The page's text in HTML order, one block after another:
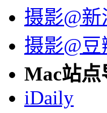
摄影@
摄影@豆
Mac站点
iDaily